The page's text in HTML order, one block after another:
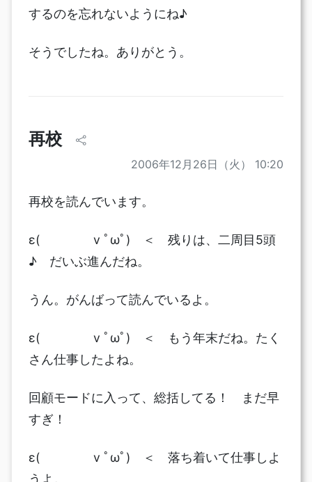
するのを忘れないようにね♪
そうでしたね。ありがとう。
再校
2006年12月26日（火） 10:20
再校を読んでいます。
ε( v ﾟωﾟ) ＜ 残りは、二周目5頭
♪ だいぶ進んだね。
うん。がんばって読んでいるよ。
ε( v ﾟωﾟ) ＜ もう年末だね。たく
さん仕事したよね。
回顧モードに入って、総括してる！ まだ早
すぎ！
ε( v ﾟωﾟ) ＜ 落ち着いて仕事しよ
うよ。